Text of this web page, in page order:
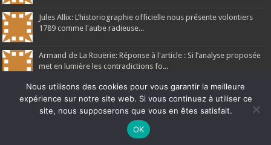
Jules Allix: L’historiographie officielle nous présente volontiers
1789 comme l'aube radieuse...
Armand de La Rouërie: Réponse à l'article : Si l’analyse proposée
met en lumière les contradictions fo...
Ar Gedour 2026, tous droits réservés
Ne manquez pas la nouveauté de Bernard Rio "LA REVOLUTION DES
CLIQUEZ ICI POUR EN SAVOIR PLUS
Nous utilisons des cookies pour vous garantir la meilleure
expérience sur notre site web. Si vous continuez à utiliser ce
site, nous supposerons que vous en êtes satisfait.
OK